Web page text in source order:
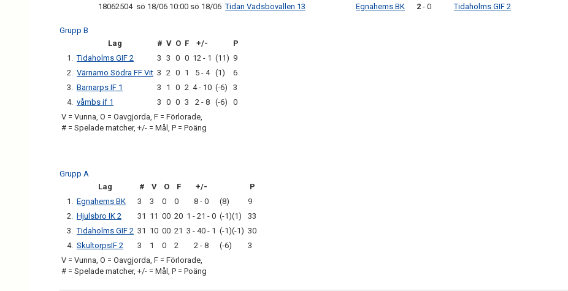
18062504 sö 18/06 10:00 sö 18/06 Tidan Vadsbovallen 13 Egnahems BK 2 - 0 Tidaholms GIF 2
Grupp B
Lag
# V O F +/-
P
1. Tidaholms GIF 2 3 3 0 0 12 - 1 (11) 9
2. Värnamo Södra FF Vit 3 2 0 1 5 - 4 (1)
6
3. Barnarps IF 1 3 1 0 2 4 - 10 (-6)
3
4. våmbs if 1 3 0 0 3 2 - 8 (-6)
0
V = Vunna, O = Oavgjorda, F = Förlorade,
# = Spelade matcher, +/- = Mål, P = Poäng
Grupp A
Lag
# V O F +/-
P
1. Egnahems BK 3 3 0 0 8 - 0 (8)
9
2. Hjulsbro IK 2 31 11 00 20 1 - 21 - 0 (-1)(1)
33
3. Tidaholms GIF 2 31 10 00 21 3 - 40 - 1 (-1)(-1) 30
4. SkultorpsIF 2 3 1 0 2 2 - 8 (-6)
3
V = Vunna, O = Oavgjorda, F = Förlorade,
# = Spelade matcher, +/- = Mål, P = Poäng